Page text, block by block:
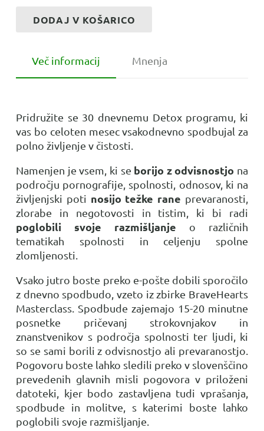
program
količina
DODAJ V KOŠARICO
Več informacij Mnenja
Pridružite se 30 dnevnemu Detox programu, ki
vas bo celoten mesec vsakodnevno spodbujal za
polno življenje v čistosti.
Namenjen je vsem, ki se borijo z odvisnostjo na
področju pornografije, spolnosti, odnosov, ki na
življenjski poti nosijo težke rane prevaranosti,
zlorabe in negotovosti in tistim, ki bi radi
poglobili svoje razmišljanje o različnih
tematikah spolnosti in celjenju spolne
zlomljenosti.
Vsako jutro boste preko e-pošte dobili sporočilo
z dnevno spodbudo, vzeto iz zbirke BraveHearts
Masterclass. Spodbude zajemajo 15-20 minutne
posnetke pričevanj strokovnjakov in
znanstvenikov s področja spolnosti ter ljudi, ki
so se sami borili z odvisnostjo ali prevaranostjo.
Pogovoru boste lahko sledili preko v slovenščino
prevedenih glavnih misli pogovora v priloženi
datoteki, kjer bodo zastavljena tudi vprašanja,
spodbude in molitve, s katerimi boste lahko
poglobili svoje razmišljanje.